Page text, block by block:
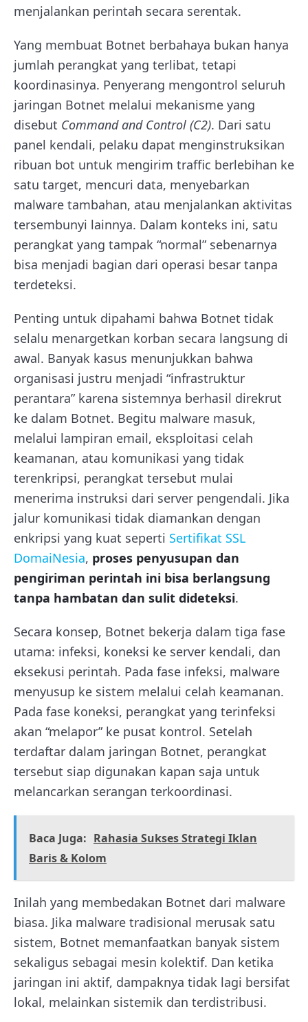
menjalankan perintah secara serentak.
Yang membuat Botnet berbahaya bukan hanya
jumlah perangkat yang terlibat, tetapi
koordinasinya. Penyerang mengontrol seluruh
jaringan Botnet melalui mekanisme yang
disebut Command and Control (C2). Dari satu
panel kendali, pelaku dapat menginstruksikan
ribuan bot untuk mengirim traffic berlebihan ke
satu target, mencuri data, menyebarkan
malware tambahan, atau menjalankan aktivitas
tersembunyi lainnya. Dalam konteks ini, satu
perangkat yang tampak “normal” sebenarnya
bisa menjadi bagian dari operasi besar tanpa
terdeteksi.
Penting untuk dipahami bahwa Botnet tidak
selalu menargetkan korban secara langsung di
awal. Banyak kasus menunjukkan bahwa
organisasi justru menjadi “infrastruktur
perantara” karena sistemnya berhasil direkrut
ke dalam Botnet. Begitu malware masuk,
melalui lampiran email, eksploitasi celah
keamanan, atau komunikasi yang tidak
terenkripsi, perangkat tersebut mulai
menerima instruksi dari server pengendali. Jika
jalur komunikasi tidak diamankan dengan
enkripsi yang kuat seperti Sertifikat SSL
DomaiNesia, proses penyusupan dan
pengiriman perintah ini bisa berlangsung
tanpa hambatan dan sulit dideteksi.
Secara konsep, Botnet bekerja dalam tiga fase
utama: infeksi, koneksi ke server kendali, dan
eksekusi perintah. Pada fase infeksi, malware
menyusup ke sistem melalui celah keamanan.
Pada fase koneksi, perangkat yang terinfeksi
akan “melapor” ke pusat kontrol. Setelah
terdaftar dalam jaringan Botnet, perangkat
tersebut siap digunakan kapan saja untuk
melancarkan serangan terkoordinasi.
Baca Juga: Rahasia Sukses Strategi Iklan
Baris & Kolom
Inilah yang membedakan Botnet dari malware
biasa. Jika malware tradisional merusak satu
sistem, Botnet memanfaatkan banyak sistem
sekaligus sebagai mesin kolektif. Dan ketika
jaringan ini aktif, dampaknya tidak lagi bersifat
lokal, melainkan sistemik dan terdistribusi.